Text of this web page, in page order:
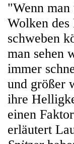
"Wenn man
Wolken des
schweben
man sehen
immer
und größer
ihre
einen
erläutert